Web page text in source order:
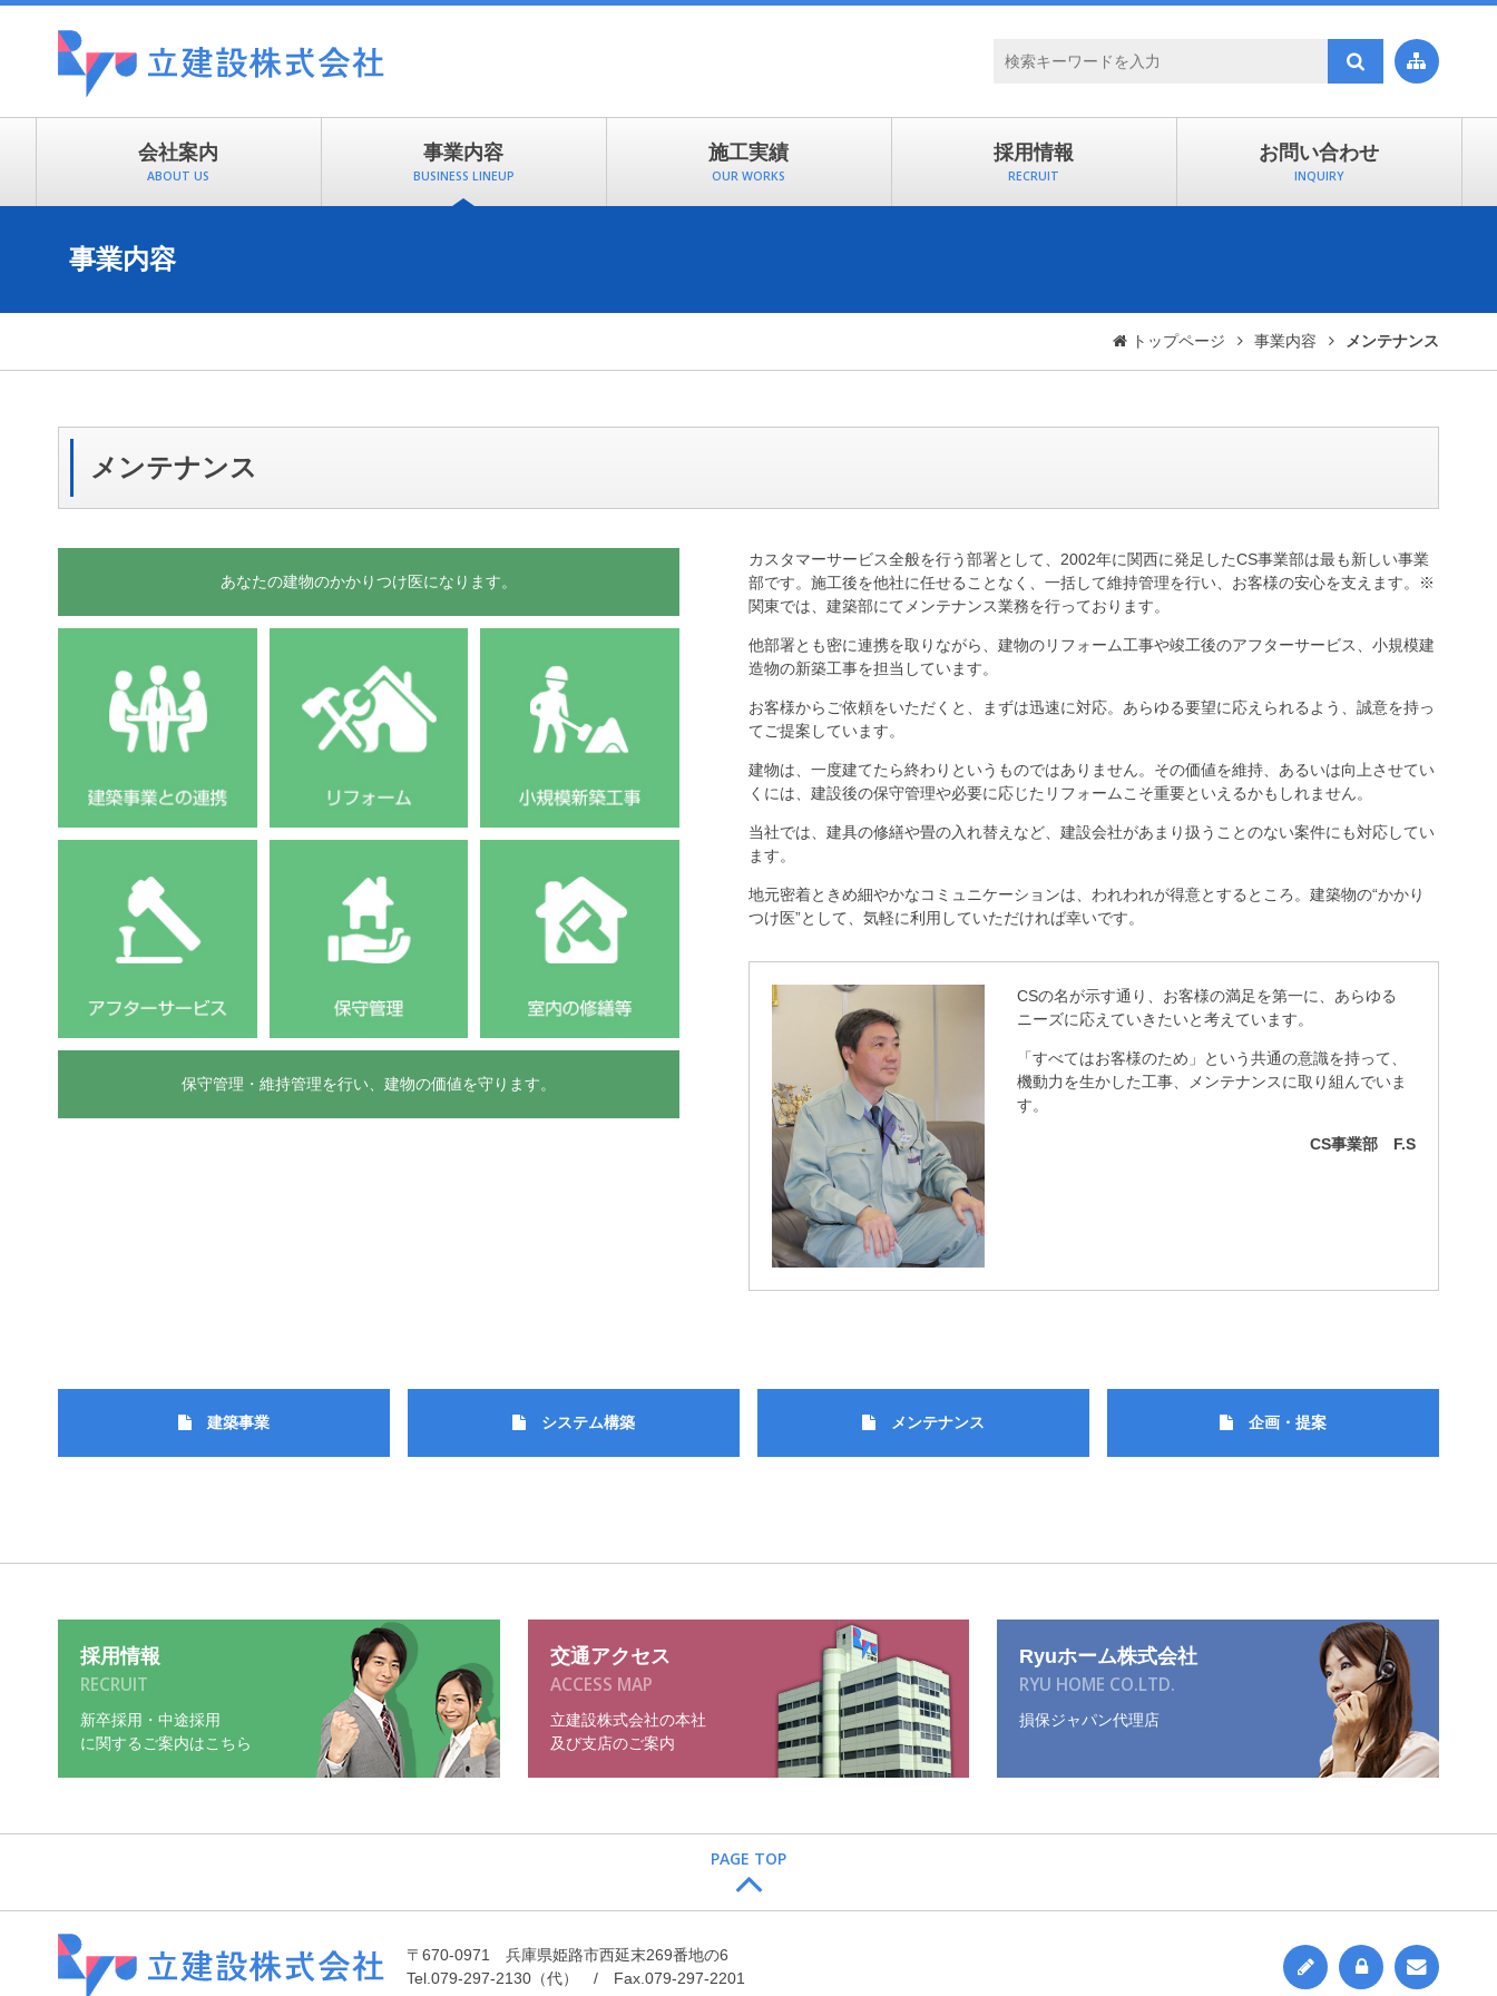

会社案内
ABOUT US
事業内容
BUSINESS LINEUP
施工実績
OUR WORKS
採用情報
RECRUIT
お問い合わせ
INQUIRY
事業内容
トップページ 事業内容 メンテナンス
メンテナンス
あなたの建物のかかりつけ医になります。
保守管理・維持管理を行い、建物の価値を守ります。
カスタマーサービス全般を行う部署として、2002年に関西に発足したCS事業部は最も新しい事業
部です。施工後を他社に任せることなく、一括して維持管理を行い、お客様の安心を支えます。※
関東では、建築部にてメンテナンス業務を行っております。
他部署とも密に連携を取りながら、建物のリフォーム工事や竣工後のアフターサービス、小規模建
造物の新築工事を担当しています。
お客様からご依頼をいただくと、まずは迅速に対応。あらゆる要望に応えられるよう、誠意を持っ
てご提案しています。
建物は、一度建てたら終わりというものではありません。その価値を維持、あるいは向上させてい
くには、建設後の保守管理や必要に応じたリフォームこそ重要といえるかもしれません。
当社では、建具の修繕や畳の入れ替えなど、建設会社があまり扱うことのない案件にも対応してい
ます。
地元密着ときめ細やかなコミュニケーションは、われわれが得意とするところ。建築物の“かかり
つけ医”として、気軽に利用していただければ幸いです。
CSの名が示す通り、お客様の満足を第一に、あらゆる
ニーズに応えていきたいと考えています。
「すべてはお客様のため」という共通の意識を持って、
機動力を生かした工事、メンテナンスに取り組んでいま
す。
CS事業部 F.S
建築事業 システム構築 メンテナンス 企画・提案
採用情報
RECRUIT
新卒採用・中途採用
に関するご案内はこちら
交通アクセス
ACCESS MAP
立建設株式会社の本社
及び支店のご案内
Ryuホーム株式会社
RYU HOME CO.LTD.
損保ジャパン代理店
PAGE TOP
〒670-0971 兵庫県姫路市西延末269番地の6
Tel.079-297-2130（代） / Fax.079-297-2201
  